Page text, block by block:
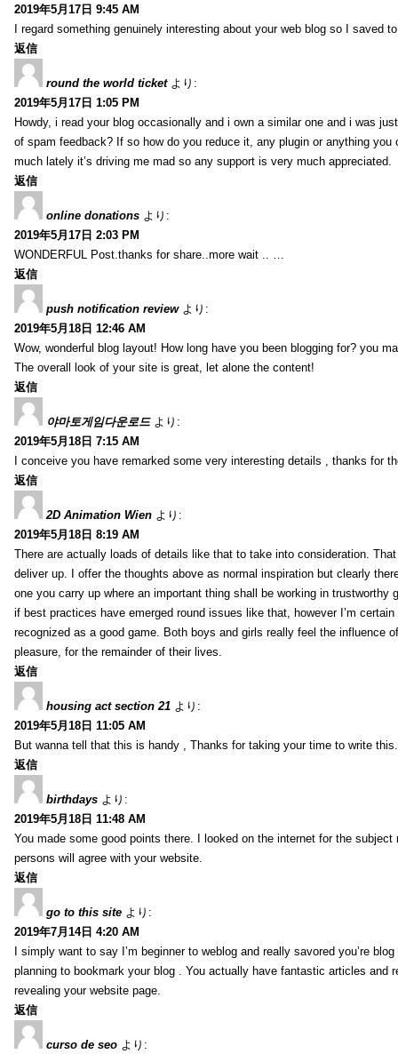
2019年5月17日 9:45 AM
I regard something genuinely interesting about your web blog so I saved
返信
round the world ticket より:
2019年5月17日 1:05 PM
Howdy, i read your blog occasionally and i own a similar one and i was
of spam feedback? If so how do you reduce it, any plugin or anything you
much lately it’s driving me mad so any support is very much appreciated.
返信
online donations より:
2019年5月17日 2:03 PM
WONDERFUL Post.thanks for share..more wait .. …
返信
push notification review より:
2019年5月18日 12:46 AM
Wow, wonderful blog layout! How long have you been blogging for? you
The overall look of your site is great, let alone the content!
返信
야마토게임다운로드 より:
2019年5月18日 7:15 AM
I conceive you have remarked some very interesting details , thanks for
返信
2D Animation Wien より:
2019年5月18日 8:19 AM
There are actually loads of details like that to take into consideration.
deliver up. I offer the thoughts above as normal inspiration but clearly
one you carry up where an important thing shall be working in trustworthy
if best practices have emerged round issues like that, however I’m
recognized as a good game. Both boys and girls really feel the influence
pleasure, for the remainder of their lives.
返信
housing act section 21 より:
2019年5月18日 11:05 AM
But wanna tell that this is handy , Thanks for taking your time to write this.
返信
birthdays より:
2019年5月18日 11:48 AM
You made some good points there. I looked on the internet for the subject
persons will agree with your website.
返信
go to this site より:
2019年7月14日 4:20 AM
I simply want to say I’m beginner to weblog and really savored you’re
planning to bookmark your blog . You actually have fantastic articles and
revealing your website page.
返信
curso de seo より: